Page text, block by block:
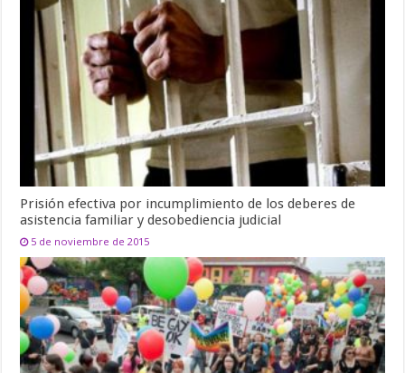
Prisión efectiva por incumplimiento de los deberes de
asistencia familiar y desobediencia judicial
5 de noviembre de 2015